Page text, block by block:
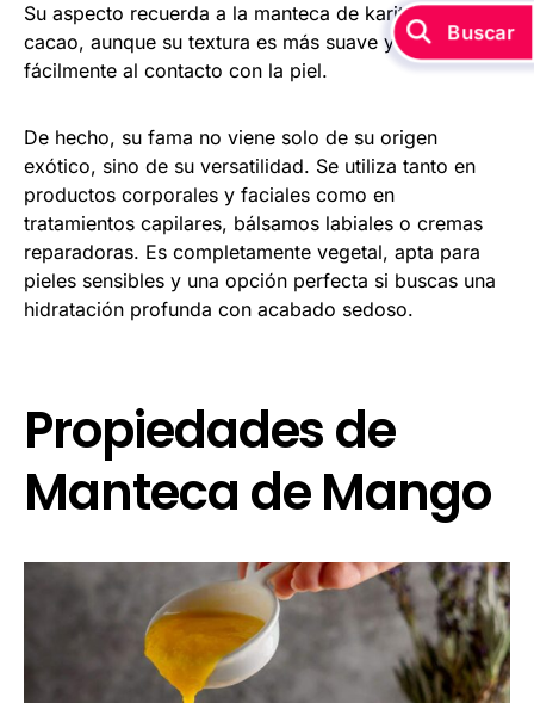
Su aspecto recuerda a la manteca de karité o la de
cacao, aunque su textura es más suave y se funde
fácilmente al contacto con la piel.
De hecho, su fama no viene solo de su origen
exótico, sino de su versatilidad. Se utiliza tanto en
productos corporales y faciales como en
tratamientos capilares, bálsamos labiales o cremas
reparadoras. Es completamente vegetal, apta para
pieles sensibles y una opción perfecta si buscas una
hidratación profunda con acabado sedoso.
Propiedades de
Manteca de Mango